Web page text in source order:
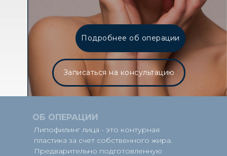
Подробнее об операции
Записаться на консультацию
Липофилинг лица - это контурная
пластика за счет собственного жира.
Предварительно подготовленную
ОБ ОПЕРАЦИИ